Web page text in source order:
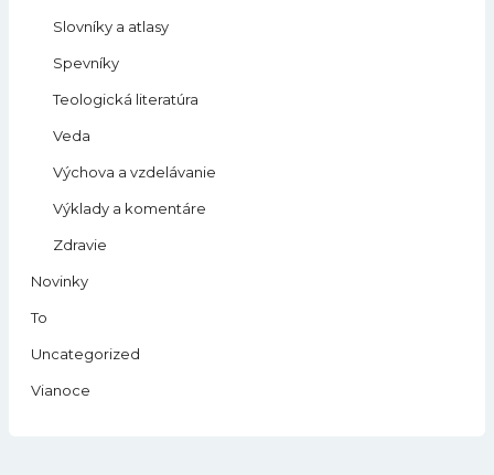
Slovníky a atlasy
Spevníky
Teologická literatúra
Veda
Výchova a vzdelávanie
Výklady a komentáre
Zdravie
Novinky
To
Uncategorized
Vianoce